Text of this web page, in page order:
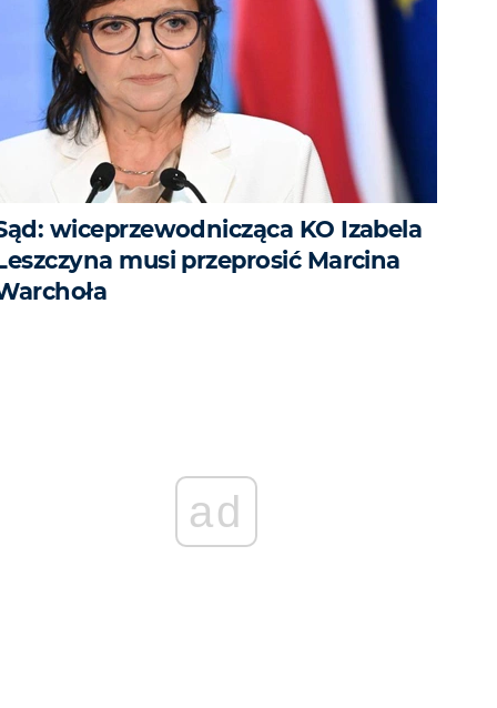
wiceprzewodnicząca KO Izabela
musi przeprosić Marcina
ad